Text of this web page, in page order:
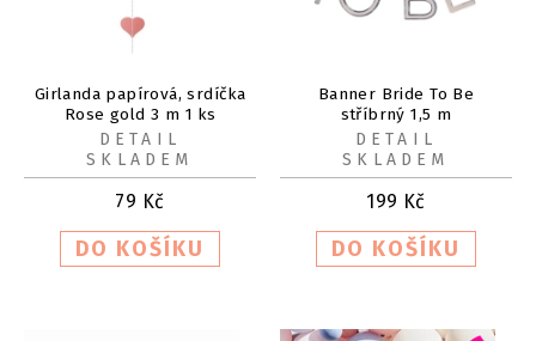
Girlanda papírová, srdíčka
Rose gold 3 m 1 ks
79 Kč
DETAIL
SKLADEM
Banner Bride To Be
stříbrný 1,5 m
199 Kč
DETAIL
SKLADEM